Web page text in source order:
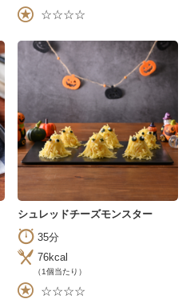
☆☆☆☆
シュレッドチーズモンスター
35分
76kcal
（1個当たり）
☆☆☆☆